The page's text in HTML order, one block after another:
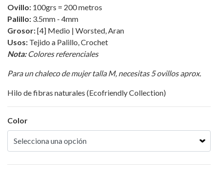
Ovillo: 100grs = 200 metros
Palillo: 3.5mm - 4mm
Grosor:[4] Medio | Worsted, Aran
Usos: Tejido a Palillo, Crochet
Nota:Colores referenciales
Para un chaleco de mujer talla M, necesitas 5 ovillos aprox.
Hilo de fibras naturales (Ecofriendly Collection)
Color